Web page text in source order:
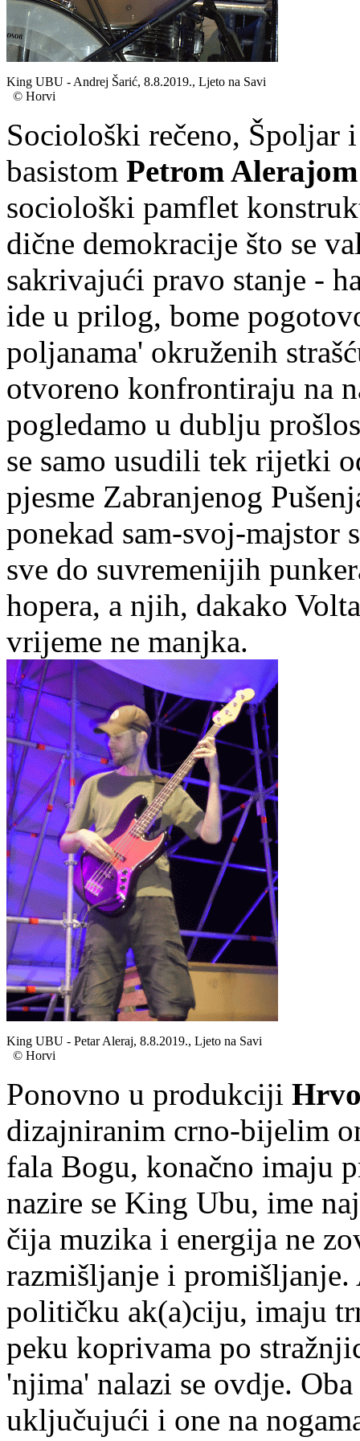
King UBU - Andrej Šarić, 8.8.2019., Ljeto na Savi
© Horvi
Sociološki rečeno, Špoljar
basistom Petrom Alerajom
sociološki pamflet
dične demokracije što se
sakrivajući pravo stanje -
ide u prilog, bome
poljanama' okruženih
otvoreno konfrontiraju na
pogledamo u dublju
se samo usudili tek rijetki
pjesme Zabranjenog
ponekad sam-svoj-majstor
sve do suvremenijih
hopera, a njih, dakako
vrijeme ne manjka.
King UBU - Petar Aleraj, 8.8.2019., Ljeto na Savi
© Horvi
Ponovno u produkciji
dizajniranim crno-bijelim
fala Bogu, konačno imaju
nazire se King Ubu, ime
čija muzika i energija ne
razmišljanje i
političku ak(a)ciju, imaju
peku koprivama po
'njima' nalazi se ovdje.
uključujući i one na